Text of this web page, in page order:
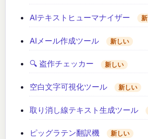
AIテキストヒューマナイザー
AIメール作成ツール 新しい
🔍 盗作チェッカー 新しい
空白文字可視化ツール 新しい
取り消し線テキスト生成ツール
ピッグラテン翻訳機 新しい